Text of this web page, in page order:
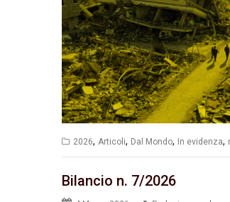
2026, Articoli, Dal Mondo, In evidenza,
Bilancio n. 7/2026